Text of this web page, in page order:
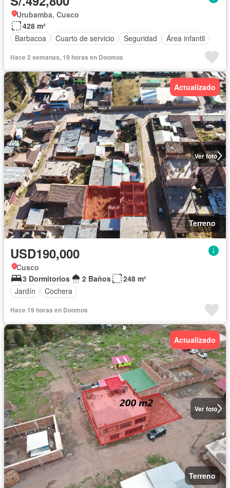
Urubamba, Cusco
428 m²
Barbacoa
Cuarto de servicio Seguridad Área infantil
Hace 2 semanas, 19 horas en Doomos
Ver foto
Actualizado
Terreno
USD190,000
Cusco
3 Dormitorios
2 Baños
248 m²
Jardín
Cochera
Hace 19 horas en Doomos
Ver foto
Actualizado
Terreno